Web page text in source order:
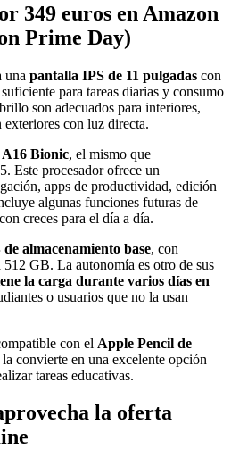
349 euros en Amazon
Prime Day)
una pantalla IPS de 11 pulgadas con
para tareas diarias y consumo
son adecuados para interiores,
exteriores con luz directa.
Bionic, el mismo que
Este procesador ofrece un
apps de productividad, edición
algunas funciones futuras de
creces para el día a día.
de almacenamiento base, con
512 GB. La autonomía es otro de sus
la carga durante varios días en
o usuarios que no la usan
con el Apple Pencil de
convierte en una excelente opción
tareas educativas.
la oferta